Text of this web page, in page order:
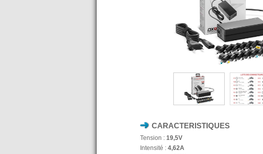
CARACTERISTIQUES
Tension : 19,5V
Intensité : 4,62A